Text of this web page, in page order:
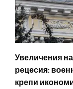
Увеличения
рецесия:
крепи